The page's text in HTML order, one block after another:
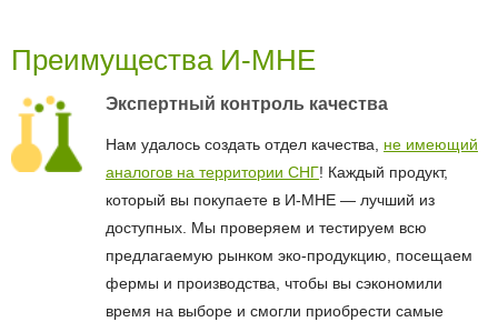
Преимущества И-МНЕ
Экспертный контроль качества
Нам удалось создать отдел качества, не имеющий
аналогов на территории СНГ! Каждый продукт,
который вы покупаете в И-МНЕ — лучший из
доступных. Мы проверяем и тестируем всю
предлагаемую рынком эко-продукцию, посещаем
фермы и производства, чтобы вы сэкономили
время на выборе и смогли приобрести самые